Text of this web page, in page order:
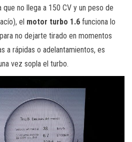
no llega a 150 CV y un peso de
el motor turbo 1.6 funciona lo
no dejarte tirado en momentos
a rápidas o adelantamientos, es
vez sopla el turbo.